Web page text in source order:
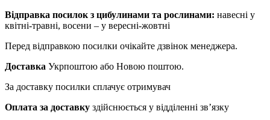
Відправка посилок з цибулинами та рослинами: навесні у
квітні-травні, восени – у вересні-жовтні
Перед відправкою посилки очікайте дзвінок менеджера.
Доставка Укрпоштою або Новою поштою.
За доставку посилки сплачує отримувач
Оплата за доставку здійснюється у відділенні зв’язку